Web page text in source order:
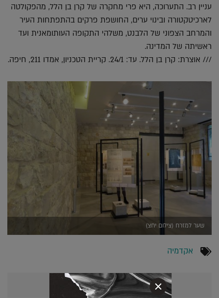
עניין רב. התערוכה, היא פרי מחקרה של קרן בן הלל, מהפקולטה
לארכיטקטורה ובינוי ערים, החושפת פרקים בהתפתחות העיר
והמרחב הצפוני של הלבנט, משלהי התקופה העותומאנית ועד
ראשיתה של המדינה.
/// אוצרת: קרן בן הלל. עד: 24/1. קריית הטכניון, אמדו 211, חיפה.
שער למזרח (צילום יחצ)
אקדמיה
אולי יעניין אותך גם...×